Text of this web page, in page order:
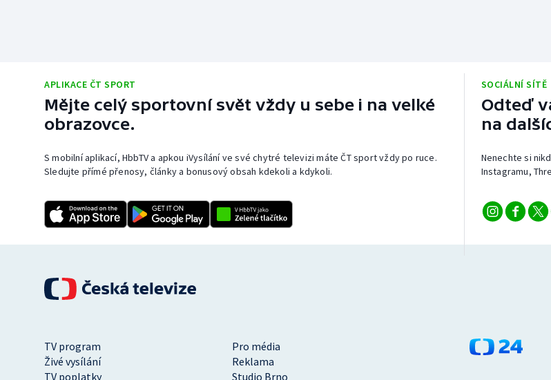
APLIKACE ČT SPORT
Mějte celý sportovní svět vždy u sebe i na velké
obrazovce.
S mobilní aplikací, HbbTV a apkou iVysílání ve své chytré televizi máte ČT sport vždy po ruce.
Sledujte přímé přenosy, články a bonusový obsah kdekoli a kdykoli.
SOCIÁLNÍ SÍTĚ
Odteď
na
Nenechte si
Instagramu,
TV program
Pro média
Živé vysílání
Reklama
TV poplatky
Studio Brno